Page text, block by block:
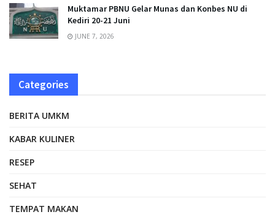
Muktamar PBNU Gelar Munas dan Konbes NU di
Kediri 20-21 Juni
JUNE 7, 2026
Categories
BERITA UMKM
KABAR KULINER
RESEP
SEHAT
TEMPAT MAKAN